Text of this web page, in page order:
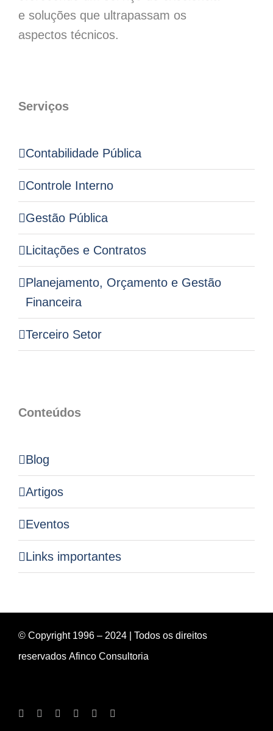
e soluções que ultrapassam os
aspectos técnicos.
Serviços
Contabilidade Pública
Controle Interno
Gestão Pública
Licitações e Contratos
Planejamento, Orçamento e Gestão
Financeira
Terceiro Setor
Conteúdos
Blog
Artigos
Eventos
Links importantes
© Copyright 1996 – 2024 | Todos os direitos
reservados Afinco Consultoria